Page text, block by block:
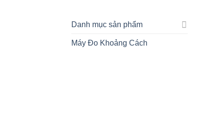
Danh mục sản phẩm
Máy Đo Khoảng Cách